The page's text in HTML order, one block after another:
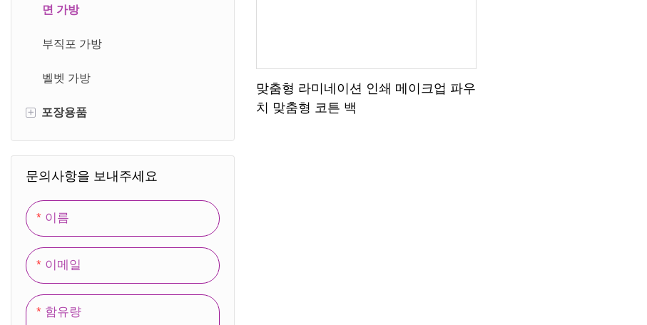
카드박스
자기 상자
뚜껑 상자
서랍 상자
접이식 상자
골판지 상자
나무 상자
사무실 보관함
달력 상자
면 가방
부직포 가방
벨벳 가방
+ 포장용품
포장 정지 태그
포장 라벨
문의사항을 보내주세요
이름
이메일
함유량
맞춤형 라미네이션 인쇄 메이크업 파우
치 맞춤형 코튼 백